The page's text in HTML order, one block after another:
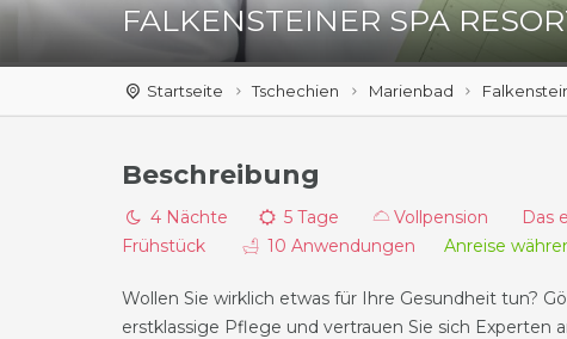
FALKENSTEINER SPA
Startseite Tschechien Marienbad
Beschreibung
4 Nächte 5 Tage
Vollpension Das
Frühstück
10 Anwendungen Anreise
Wollen Sie wirklich etwas für Ihre Gesundheit tun?
erstklassige Pflege und vertrauen Sie sich Experten